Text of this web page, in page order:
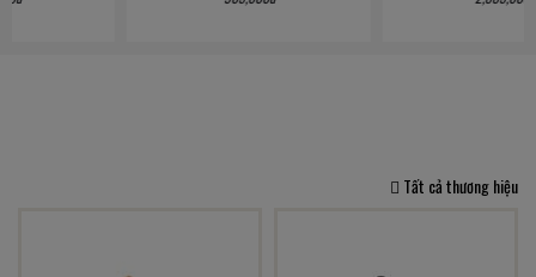
Tất cả thương hiệu